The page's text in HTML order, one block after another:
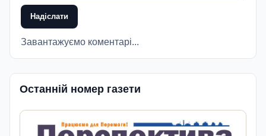
Надіслати
Завантажуємо коментарі...
Останній номер газети